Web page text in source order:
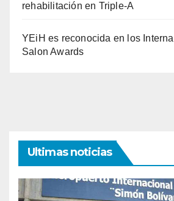
rehabilitación en Triple-A
YEiH es reconocida en los
Salon Awards
Ultimas noticias